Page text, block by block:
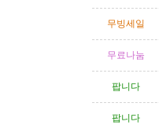
무빙세일
무료나눔
팝니다
팝니다